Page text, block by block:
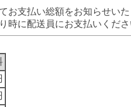
お支払い総額をお知らせいた
時に配送員にお支払いくださ